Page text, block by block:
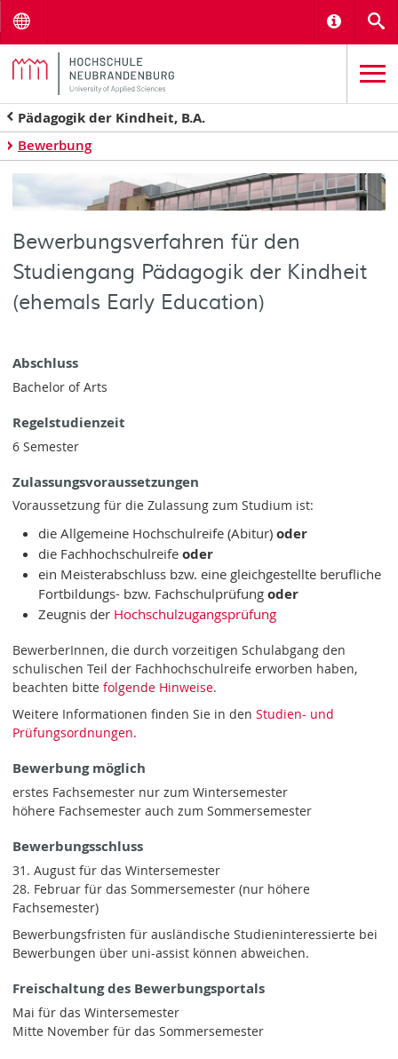
Pädagogik der Kindheit, B.A.
Bewerbung
Bewerbungsverfahren für den
Studiengang Pädagogik der Kindheit
(ehemals Early Education)
Abschluss
Bachelor of Arts
Regelstudienzeit
6 Semester
Zulassungsvoraussetzungen
Voraussetzung für die Zulassung zum Studium ist:
die Allgemeine Hochschulreife (Abitur) oder
die Fachhochschulreife oder
ein Meisterabschluss bzw. eine gleichgestellte berufliche
Fortbildungs- bzw. Fachschulprüfung oder
Zeugnis der Hochschulzugangsprüfung
BewerberInnen, die durch vorzeitigen Schulabgang den
schulischen Teil der Fachhochschulreife erworben haben,
beachten bittefolgende Hinweise.
Weitere Informationen finden Sie in denStudien- und
Prüfungsordnungen.
Bewerbung möglich
erstes Fachsemester nur zum Wintersemester
höhere Fachsemester auch zum Sommersemester
Bewerbungsschluss
31. August für das Wintersemester
28. Februar für das Sommersemester (nur höhere
Fachsemester)
Bewerbungsfristen für ausländische Studieninteressierte bei
Bewerbungen über uni-assist können abweichen.
Freischaltung des Bewerbungsportals
Mai für das Wintersemester
Mitte November für das Sommersemester